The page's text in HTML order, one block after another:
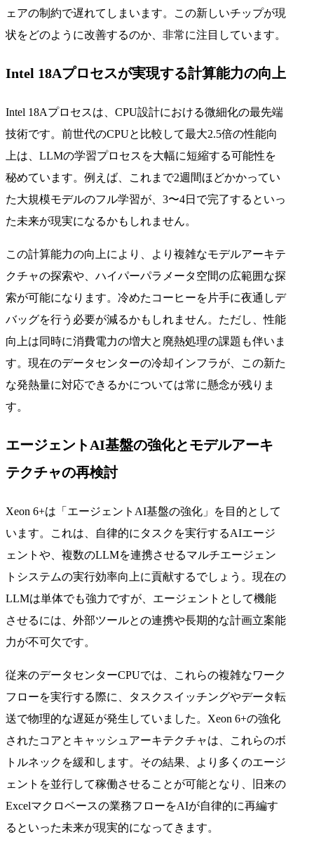
ェアの制約で遅れてしまいます。この新しいチップが現
状をどのように改善するのか、非常に注目しています。
Intel 18Aプロセスが実現する計算能力の向上
Intel 18Aプロセスは、CPU設計における微細化の最先端
技術です。前世代のCPUと比較して最大2.5倍の性能向
上は、LLMの学習プロセスを大幅に短縮する可能性を
秘めています。例えば、これまで2週間ほどかかってい
た大規模モデルのフル学習が、3〜4日で完了するといっ
た未来が現実になるかもしれません。
この計算能力の向上により、より複雑なモデルアーキテ
クチャの探索や、ハイパーパラメータ空間の広範囲な探
索が可能になります。冷めたコーヒーを片手に夜通しデ
バッグを行う必要が減るかもしれません。ただし、性能
向上は同時に消費電力の増大と廃熱処理の課題も伴いま
す。現在のデータセンターの冷却インフラが、この新た
な発熱量に対応できるかについては常に懸念が残りま
す。
エージェントAI基盤の強化とモデルアーキ
テクチャの再検討
Xeon 6+は「エージェントAI基盤の強化」を目的として
います。これは、自律的にタスクを実行するAIエージ
ェントや、複数のLLMを連携させるマルチエージェン
トシステムの実行効率向上に貢献するでしょう。現在の
LLMは単体でも強力ですが、エージェントとして機能
させるには、外部ツールとの連携や長期的な計画立案能
力が不可欠です。
従来のデータセンターCPUでは、これらの複雑なワーク
フローを実行する際に、タスクスイッチングやデータ転
送で物理的な遅延が発生していました。Xeon 6+の強化
されたコアとキャッシュアーキテクチャは、これらのボ
トルネックを緩和します。その結果、より多くのエージ
ェントを並行して稼働させることが可能となり、旧来の
Excelマクロベースの業務フローをAIが自律的に再編す
るといった未来が現実的になってきます。